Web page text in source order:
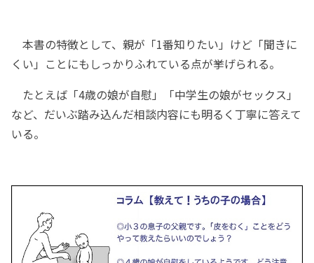
本書の特徴として、親が「1番知りたい」けど「聞きに
くい」ことにもしっかりふれている点が挙げられる。
たとえば「4歳の娘が自慰」「中学生の娘がセックス」
など、だいぶ踏み込んだ相談内容にも明るく丁寧に答えて
いる。